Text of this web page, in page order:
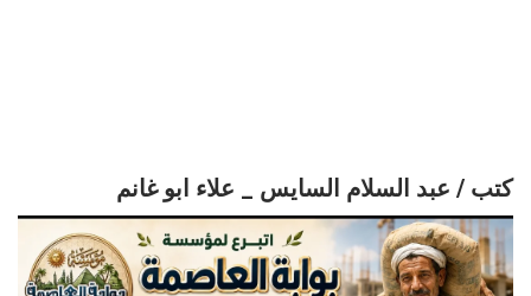
كتب / عبد السلام السايس _ علاء ابو غانم